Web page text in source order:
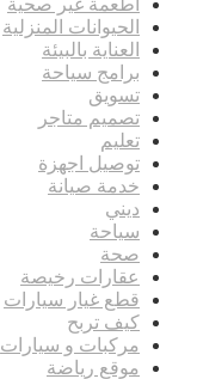
الحيوانات المنزلية
العناية بالبيئة
برامج سياحة
تسويق
تصميم متاجر
تعليم
توصيل اجهزة
خدمة صيانة
ديني
سياحة
صحة
عقارات رخيصة
قطع غيار سيارات
كيف تربح
مركبات و سيارات
موقع رياضة